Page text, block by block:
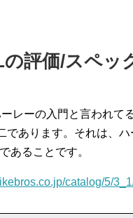
の評価/スペッ
レーの入門と言われて
であります。それは、
あることです。
catalog/5/